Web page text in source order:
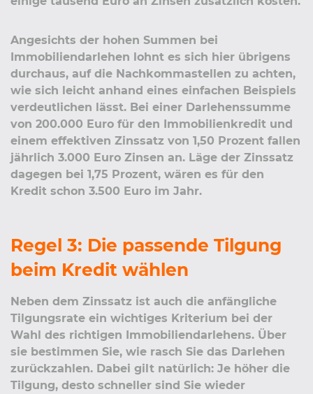
Angesichts der hohen Summen bei
Immobiliendarlehen lohnt es sich hier übrigens
durchaus, auf die Nachkommastellen zu achten,
wie sich leicht anhand eines einfachen Beispiels
verdeutlichen lässt. Bei einer Darlehenssumme
von 200.000 Euro für den Immobilienkredit und
einem effektiven Zinssatz von 1,50 Prozent fallen
jährlich 3.000 Euro Zinsen an. Läge der Zinssatz
dagegen bei 1,75 Prozent, wären es für den
Kredit schon 3.500 Euro im Jahr.
Regel 3: Die passende Tilgung
beim Kredit wählen
Neben dem Zinssatz ist auch die anfängliche
Tilgungsrate ein wichtiges Kriterium bei der
Wahl des richtigen Immobiliendarlehens. Über
sie bestimmen Sie, wie rasch Sie das Darlehen
zurückzahlen. Dabei gilt natürlich: Je höher die
Tilgung, desto schneller sind Sie wieder